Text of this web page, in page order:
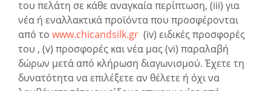
του πελάτη σε κάθε αναγκαία περίπτωση, (iii) για
νέα ή εναλλακτικά προϊόντα που προσφέρονται
από το www.chicandsilk.gr (iv) ειδικές προσφορές
του , (v) προσφορές και νέα μας (vi) παραλαβή
δώρων μετά από κλήρωση διαγωνισμού. Έχετε τη
δυνατότητα να επιλέξετε αν θέλετε ή όχι να